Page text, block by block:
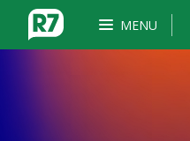
MENU